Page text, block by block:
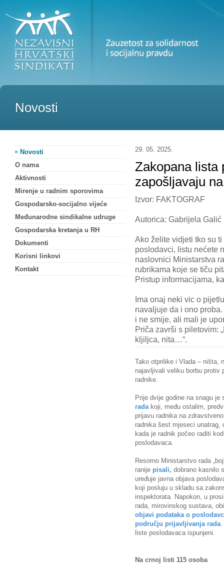
Novosti
29. 05. 2025.
Zakopana lista
zapošljavaju
Izvor: FAKTOGRAF
Autorica: Gabrijela Galić
Ako želite vidjeti tko su ti
poslodavci, listu nećete
naslovnici Ministarstva
rubrikama koje se tiču
Pristup informacijama,
Ima onaj neki vic o
navaljuje da i ono
i ne smije, ali mali je
Priča završi s piletovim:
kljiljca, nita…“.
Tako otprilike i Vlada – ništa,
najavljivali veliku borbu protiv
radnike.
Prije dvije godine na snagu je
radakoji, među ostalim,
prijavu radnika na
radnika šest mjeseci unatrag,
kada je radnik počeo raditi
poslodavaca.
Resorno Ministarstvo rada
ranije pisali, dobrano kasnilo
uređuje javna objava
koji posluju u skladu sa
inspektorata. Napokon, u
rada, mirovinskog sustava,
objavi podataka o
području prijavljivanja rada.
liste poslodavaca ispunjeni.
Na crnoj listi 115 osoba
Novosti
O nama
Aktivnosti
Mirenje u radnim sporovima
Gospodarsko-socijalno vijeće
Međunarodne sindikalne udruge
Gospodarska kretanja u RH
Dokumenti
Korisni linkovi
Kontakt